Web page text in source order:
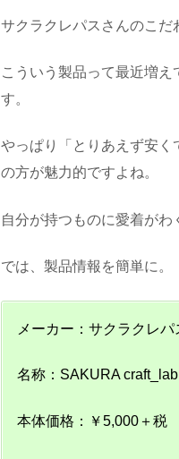
サクラクレパスさんのこだ
こういう製品って最近増
す。
やっぱり「とりあえず安
の方が魅力的ですよね。
自分が持つものに愛着がわ
では、製品情報を簡単に。
メーカー：サクラクレパ
名称：SAKURA
本体価格：￥5,000＋税